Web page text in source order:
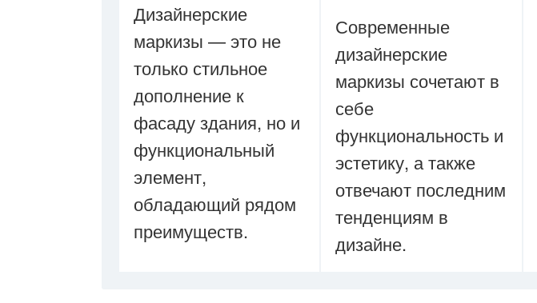
Дизайнерские
маркизы — это не
только стильное
дополнение к
фасаду здания, но и
функциональный
элемент,
обладающий рядом
преимуществ.
Современные
дизайнерские
маркизы сочетают в
себе
функциональность и
эстетику, а также
отвечают последним
тенденциям в
дизайне.